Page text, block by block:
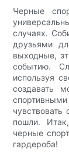
Черные
случаях.
друзьями
выходные,
событию.
используя
создавать
спортивными
пошли.
черные
гардероба!